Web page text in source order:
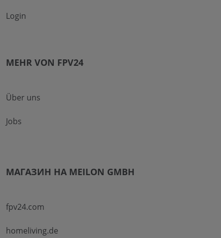
Login
MEHR VON FPV24
Über uns
Jobs
МАГАЗИН НА MEILON GMBH
fpv24.com
homeliving.de